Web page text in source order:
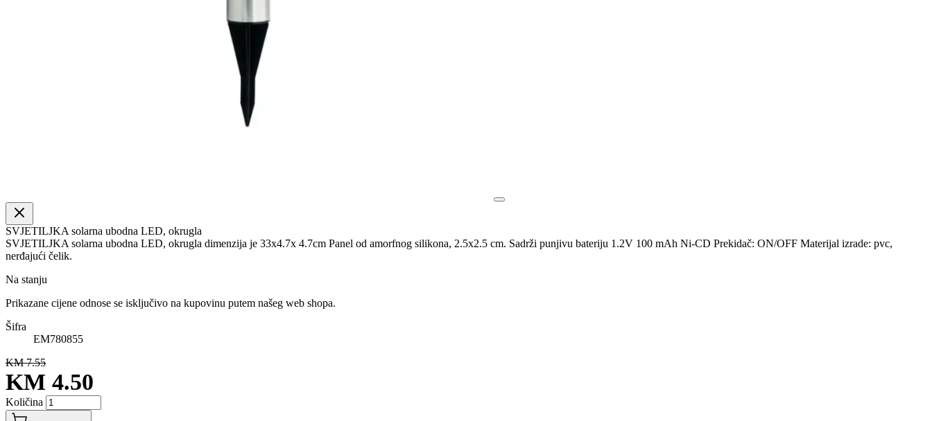
SVJETILJKA solarna ubodna LED, okrugla
SVJETILJKA solarna ubodna LED, okrugla dimenzija je 33x4.7x 4.7cm Panel od amorfnog silikona, 2.5x2.5 cm. Sadrži punjivu bateriju 1.2V 100 mAh Ni-CD Prekidač: ON/OFF Materijal izrade: pvc,
nerđajući čelik.
Na stanju
Prikazane cijene odnose se isključivo na kupovinu putem našeg web shopa.
Šifra
EM780855
KM 7.55
KM 4.50
Količina